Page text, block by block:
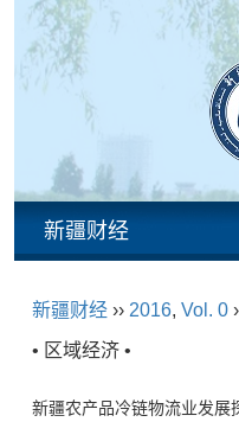
新疆财经
新疆财经 ›› 2016, Vol. 0
• 区域经济 •
新疆农产品冷链物流业发展